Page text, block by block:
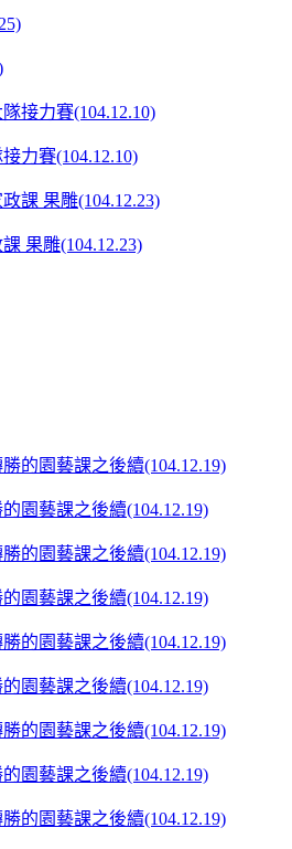
力賽(104.12.10)
果雕(104.12.23)
園藝課之後續(104.12.19)
園藝課之後續(104.12.19)
園藝課之後續(104.12.19)
園藝課之後續(104.12.19)